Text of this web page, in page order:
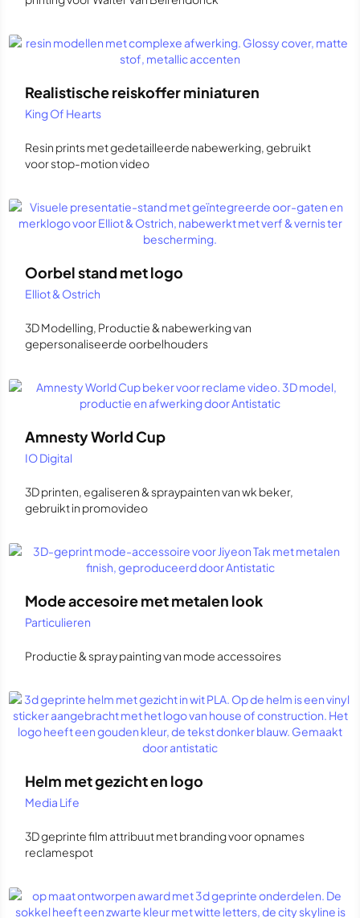
Realistische reiskoffer miniaturen
King Of Hearts
Resin prints met gedetailleerde nabewerking, gebruikt
voor stop-motion video
Oorbel stand met logo
Elliot & Ostrich
3D Modelling, Productie & nabewerking van
gepersonaliseerde oorbelhouders
Amnesty World Cup
IO Digital
3D printen, egaliseren & spraypainten van wk beker,
gebruikt in promovideo
Mode accesoire met metalen look
Particulieren
Productie & spray painting van mode accessoires
Helm met gezicht en logo
Media Life
3D geprinte film attribuut met branding voor opnames
reclamespot